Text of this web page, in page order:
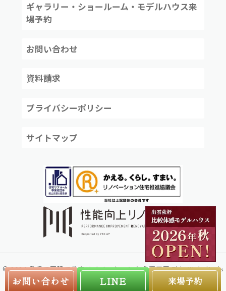
ギャラリー・ショールーム・モデルハウス来
場予約
お問い合わせ
資料請求
プライバシーポリシー
サイトマップ
©2024 島根で戸建て住宅リノベーションなら夢工房 This Website is
created by株式会社リコネクト
お問い合わせ LINE 来場予約